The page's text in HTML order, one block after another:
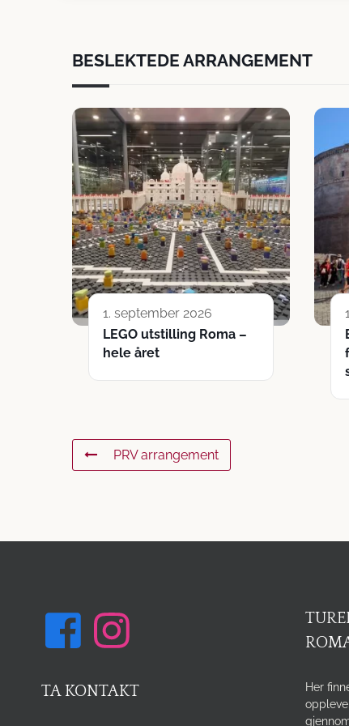
BESLEKTEDE ARRANGEMENT
1. september 2026
LEGO utstilling Roma –
hele året
PRV arrangement
TA KONTAKT
Her